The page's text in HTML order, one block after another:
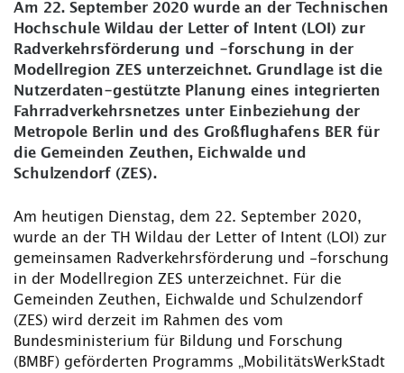
Am 22. September 2020 wurde an der Technischen
Hochschule Wildau der Letter of Intent (LOI) zur
Radverkehrsförderung und -forschung in der
Modellregion ZES unterzeichnet. Grundlage ist die
Nutzerdaten-gestützte Planung eines integrierten
Fahrradverkehrsnetzes unter Einbeziehung der
Metropole Berlin und des Großflughafens BER für
die Gemeinden Zeuthen, Eichwalde und
Schulzendorf (ZES).
Am heutigen Dienstag, dem 22. September 2020,
wurde an der TH Wildau der Letter of Intent (LOI) zur
gemeinsamen Radverkehrsförderung und -forschung
in der Modellregion ZES unterzeichnet. Für die
Gemeinden Zeuthen, Eichwalde und Schulzendorf
(ZES) wird derzeit im Rahmen des vom
Bundesministerium für Bildung und Forschung
(BMBF) geförderten Programms „MobilitätsWerkStadt